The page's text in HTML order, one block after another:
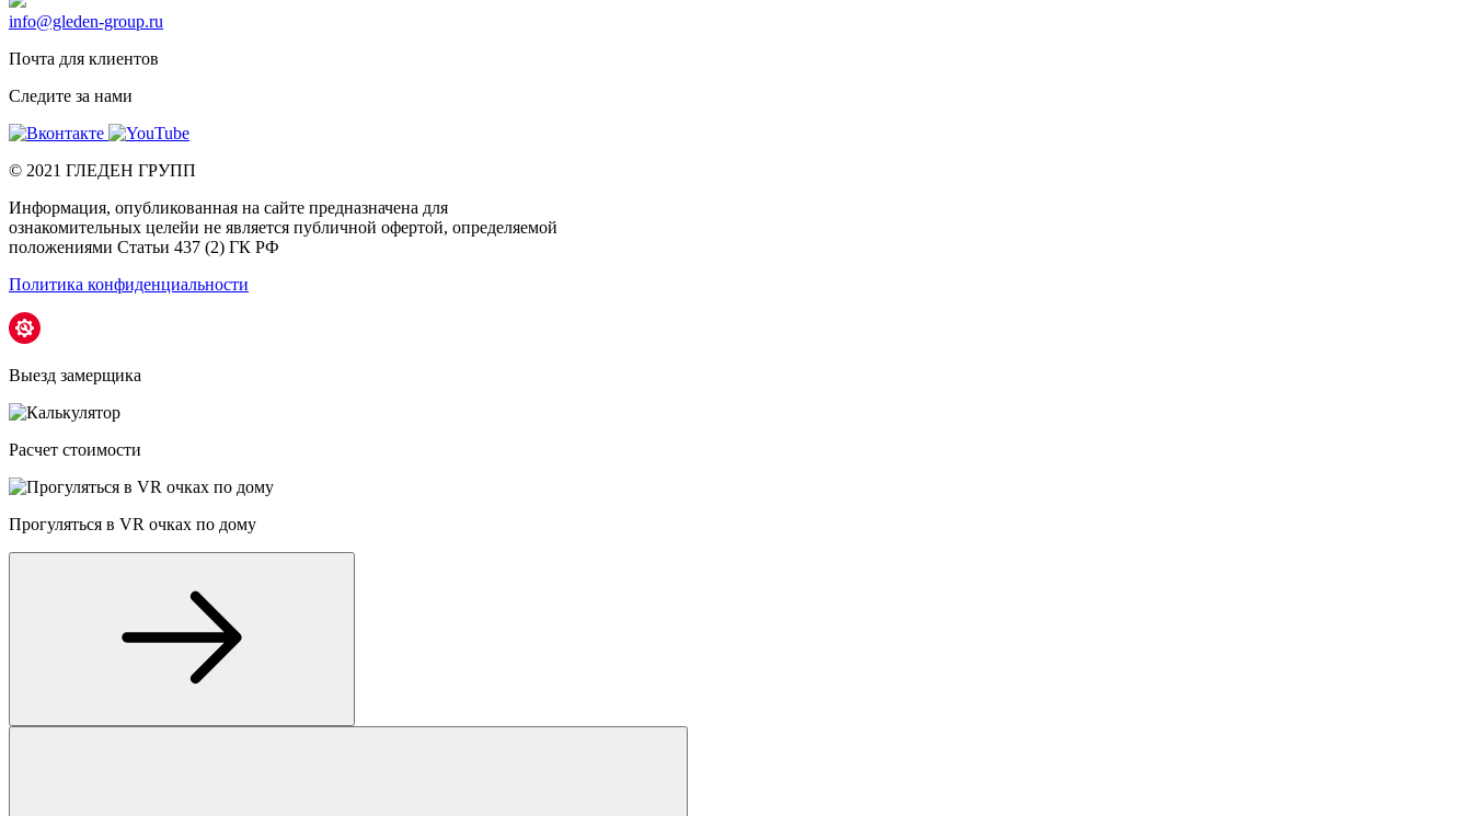
info@gleden-group.ru
Почта для клиентов
Следите за нами
© 2021 ГЛЕДЕН ГРУПП
Информация, опубликованная на сайте предназначена для
ознакомительных целейи не является публичной офертой, определяемой
положениями Статьи 437 (2) ГК РФ
Политика конфиденциальности
Выезд замерщика
Расчет стоимости
Прогуляться в VR очках по дому